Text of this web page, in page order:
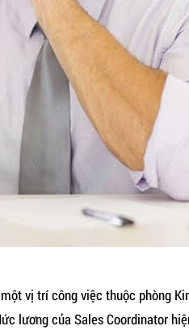
vị trí công việc thuộc phòng
lương của Sales Coordinator